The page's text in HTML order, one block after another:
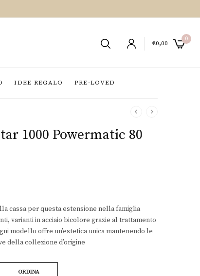
€0,00
0
IDEE REGALO PRE-LOVED
1000 Powermatic 80
cassa per questa estensione nella famiglia
varianti in acciaio bicolore grazie al trattamento
modello offre un’estetica unica mantenendo le
della collezione d’origine
ORDINA